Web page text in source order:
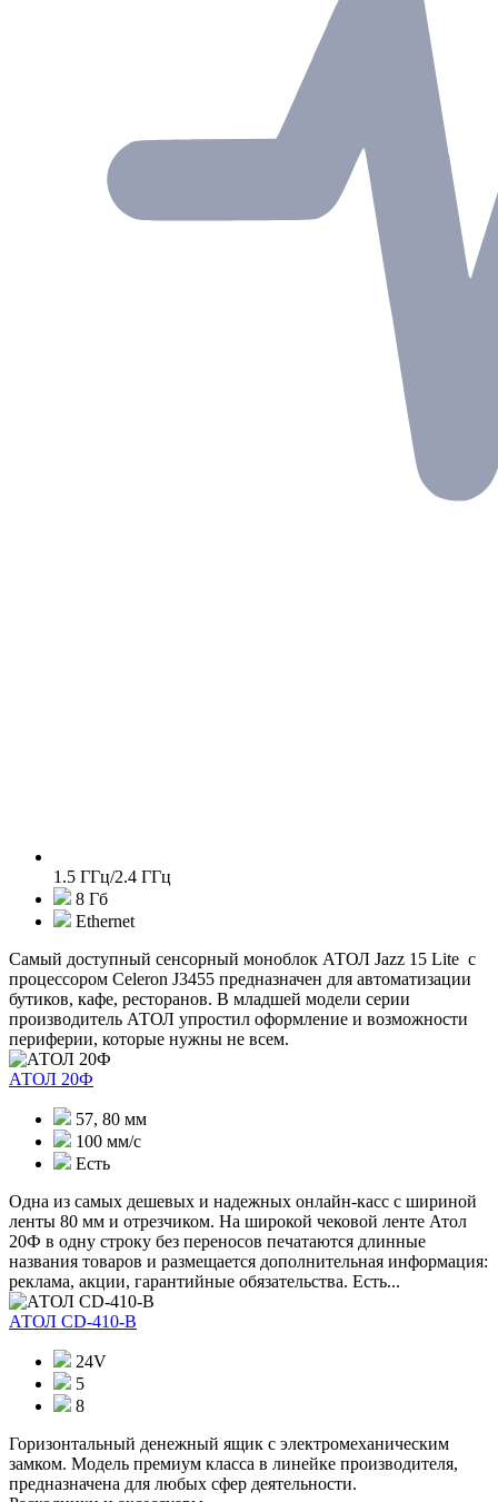
1.5 ГГц/2.4 ГГц
8 Гб
Ethernet
Самый доступный сенсорный моноблок АТОЛ Jazz 15 Lite с
процессором Celeron J3455 предназначен для автоматизации
бутиков, кафе, ресторанов. В младшей модели серии
производитель АТОЛ упростил оформление и возможности
периферии, которые нужны не всем.
АТОЛ 20Ф
57, 80 мм
100 мм/c
Есть
Одна из самых дешевых и надежных онлайн-касс с шириной
ленты 80 мм и отрезчиком. На широкой чековой ленте Атол
20Ф в одну строку без переносов печатаются длинные
названия товаров и размещается дополнительная информация:
реклама, акции, гарантийные обязательства. Есть...
АТОЛ CD-410-В
24V
5
8
Горизонтальный денежный ящик с электромеханическим
замком. Модель премиум класса в линейке производителя,
предназначена для любых сфер деятельности.